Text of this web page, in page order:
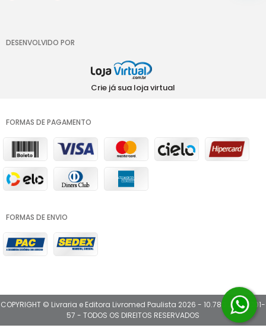
DESENVOLVIDO POR
Crie já sua loja virtual
FORMAS DE PAGAMENTO
FORMAS DE ENVIO
COPYRIGHT © Livraria e Editora Livromed Paulista 2026 - 10.780.202/0001-
57 - TODOS OS DIREITOS RESERVADOS